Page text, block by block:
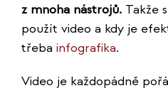
z mnoha nástrojů.Takže
použít video a kdy je
třeba infografika.
Video je každopádně